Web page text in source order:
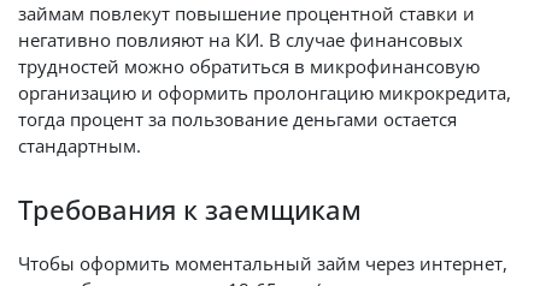
займам повлекут повышение процентной ставки и
негативно повлияют на КИ. В случае финансовых
трудностей можно обратиться в микрофинансовую
организацию и оформить пролонгацию микрокредита,
тогда процент за пользование деньгами остается
стандартным.
Требования к заемщикам
Чтобы оформить моментальный займ через интернет,